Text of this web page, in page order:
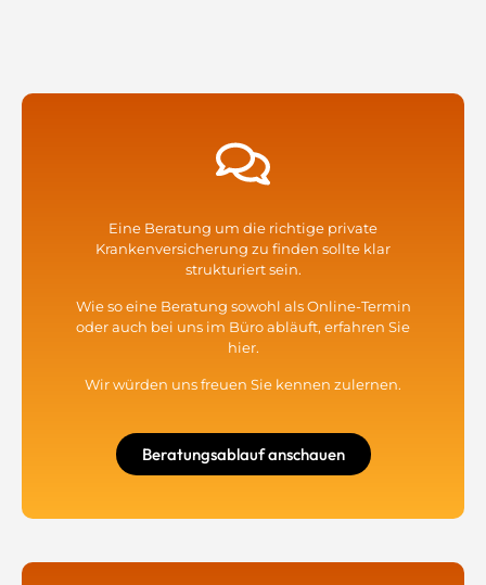
Eine Beratung um die richtige private
Krankenversicherung zu finden sollte klar
strukturiert sein.
Wie so eine Beratung sowohl als Online-Termin
oder auch bei uns im Büro abläuft, erfahren Sie
hier.
Wir würden uns freuen Sie kennen zulernen.
Beratungsablauf anschauen